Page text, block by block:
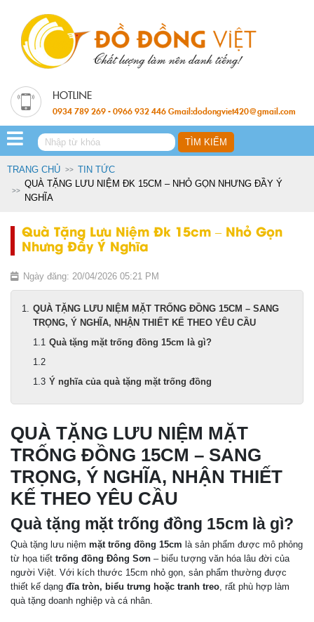
0934 789 269 - 0966 932 446 Gmail:dodongviet420@gmail.com
TRANG CHỦ
TIN TỨC
QUÀ TẶNG LƯU NIỆM ĐK 15CM – NHỎ GỌN NHƯNG ĐẦY Ý
NGHĨA
Quà Tặng Lưu Niệm Đk 15cm – Nhỏ Gọn
Nhưng Đầy Ý Nghĩa
Ngày đăng: 20/04/2026 05:21 PM
QUÀ TẶNG LƯU NIỆM MẶT TRỐNG ĐỒNG 15CM – SANG
TRỌNG, Ý NGHĨA, NHẬN THIẾT KẾ THEO YÊU CẦU
Quà tặng mặt trống đồng 15cm là gì?
Ý nghĩa của quà tặng mặt trống đồng
QUÀ TẶNG LƯU NIỆM MẶT
TRỐNG ĐỒNG 15CM – SANG
TRỌNG, Ý NGHĨA, NHẬN THIẾT
KẾ THEO YÊU CẦU
Quà tặng mặt trống đồng 15cm là gì?
Quà tặng lưu niệm mặt trống đồng 15cm là sản phẩm được mô phỏng
từ họa tiết trống đồng Đông Sơn – biểu tượng văn hóa lâu đời của
người Việt. Với kích thước 15cm nhỏ gọn, sản phẩm thường được
thiết kế dạng đĩa tròn, biểu trưng hoặc tranh treo, rất phù hợp làm
quà tặng doanh nghiệp và cá nhân.